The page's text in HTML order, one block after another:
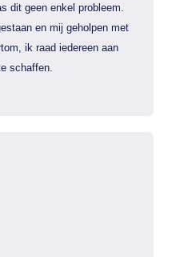
dit geen enkel probleem.
en mij geholpen met
ik raad iedereen aan
schaffen.